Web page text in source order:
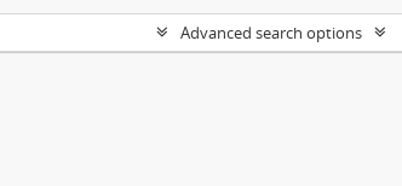
Advanced search options